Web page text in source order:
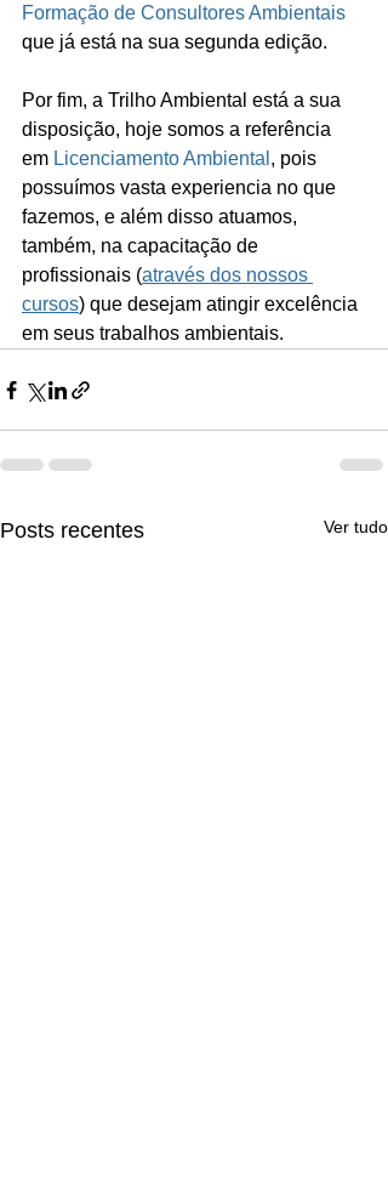
Formação de Consultores Ambientais
que já está na sua segunda edição.
Por fim, a Trilho Ambiental está a sua
disposição, hoje somos a referência
em Licenciamento Ambiental , pois
possuímos vasta experiencia no que
fazemos, e além disso atuamos,
também, na capacitação de
profissionais (através dos nossos
cursos) que desejam atingir excelência
em seus trabalhos ambientais.
Posts recentes Ver tudo